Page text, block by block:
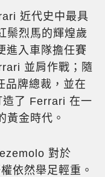
近代史中最具
鬃烈馬的輝煌歲
進入車隊擔任賽
並肩作戰；隨
品牌總裁，並在
造了 Ferrari 在一
黃金時代。
對於
依然舉足輕重。